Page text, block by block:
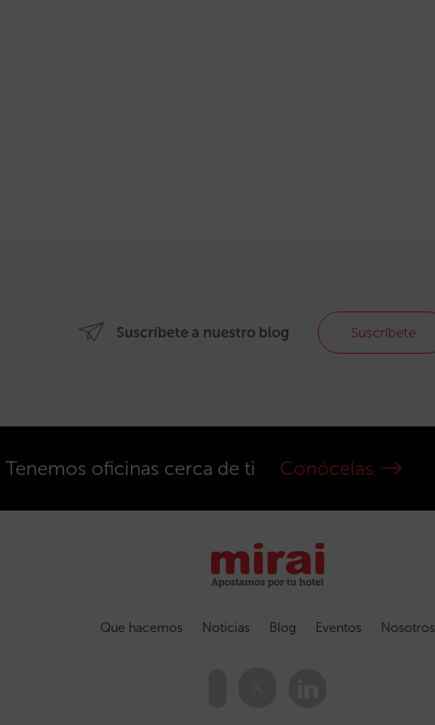
Suscríbete a nuestro blog Suscríbete
Tenemos oficinas cerca de ti Conócelas
Que hacemos Noticias Blog Eventos Nosotros